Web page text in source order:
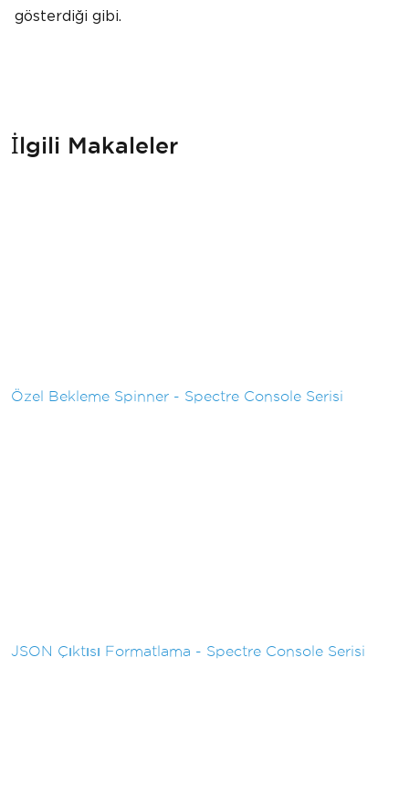
gösterdiği gibi.
İlgili Makaleler
Özel Bekleme Spinner - Spectre Console Serisi
JSON Çıktısı Formatlama - Spectre Console Serisi